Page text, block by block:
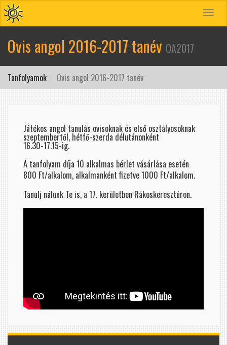
Toggle
Ovis angol 2016-2017 tanév OA2017
Tanfolyamok Ovis angol 2016-2017 tanév
Játékos angol tanulás ovisoknak és első osztályosoknak
szeptembertől, hétfő-szerda délutánonként
16.30-17.15-ig.
A tanfolyam díja 10 alkalmas bérlet vásárlása esetén
800 Ft/alkalom, alkalmanként fizetve 1000 Ft/alkalom.
Tanulj nálunk Te is, a 17. kerületben Rákoskeresztúron.